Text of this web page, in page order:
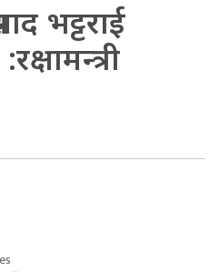
भट्टराई